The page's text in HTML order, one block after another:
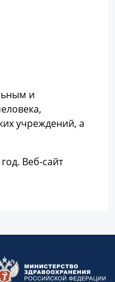
и
учреждений, а
Веб-сайт